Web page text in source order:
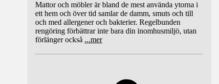
Mattor och möbler är bland de mest använda ytorna i
ett hem och över tid samlar de damm, smuts och till
och med allergener och bakterier. Regelbunden
rengöring förbättrar inte bara din inomhusmiljö, utan
förlänger också ...mer